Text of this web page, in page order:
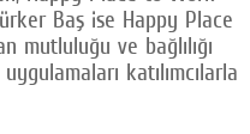
Baş ise Happy Place
mutluluğu ve bağlılığı
katılımcılarla